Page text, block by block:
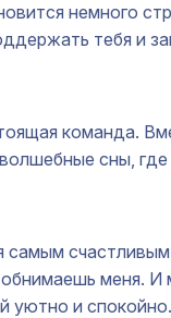
немного
тебя и
команда.
сны, где
самым
меня. И
уютно и спокойно.